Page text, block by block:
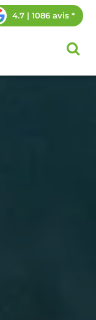
4.7 | 1086 avis *